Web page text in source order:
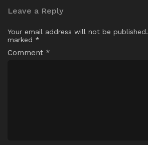
Leave a Reply
Your email address will not be published.
marked *
Comment *